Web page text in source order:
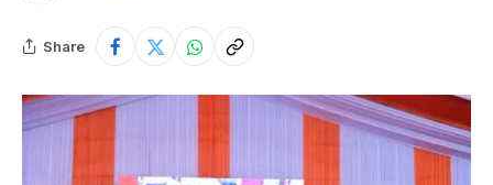
Share